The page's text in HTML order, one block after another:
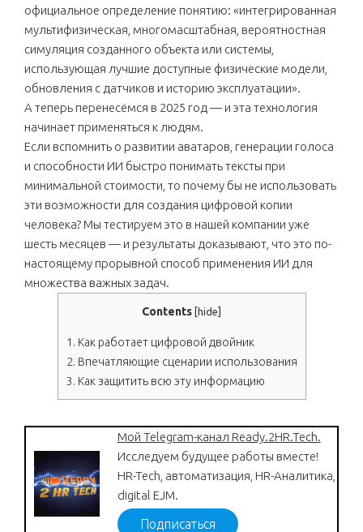
официальное определение понятию: «интегрированная
мультифизическая, многомасштабная, вероятностная
симуляция созданного объекта или системы,
использующая лучшие доступные физические модели,
обновления с датчиков и историю эксплуатации».
А теперь перенесёмся в 2025 год — и эта технология
начинает применяться к людям.
Если вспомнить о развитии аватаров, генерации голоса
и способности ИИ быстро понимать тексты при
минимальной стоимости, то почему бы не использовать
эти возможности для создания цифровой копии
человека? Мы тестируем это в нашей компании уже
шесть месяцев — и результаты доказывают, что это по-
настоящему прорывной способ применения ИИ для
множества важных задач.
Contents [hide]
1. Как работает цифровой двойник
2. Впечатляющие сценарии использования
3. Как защитить всю эту информацию
Мой Telegram-канал Ready.2HR.Tech.
Исследуем будущее работы вместе!
HR-Tech, автоматизация, HR-Аналитика,
digital EJM.
Подписаться